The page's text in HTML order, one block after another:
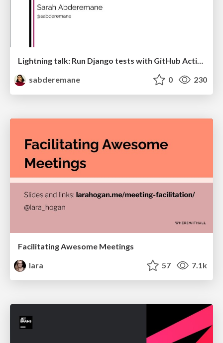
Lightning talk: Run Django tests with GitHub Actions
sabderemane
0 230
Facilitating Awesome Meetings
lara
57 7.1k